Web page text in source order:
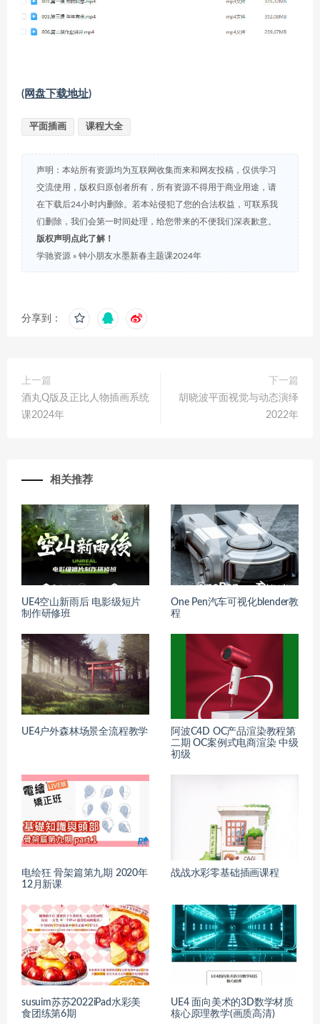
(网盘下载地址)
平面插画 课程大全
声明：本站所有资源均为互联网收集而来和网友投稿，仅供学习
交流使用，版权归原创者所有，所有资源不得用于商业用途，请
在下载后24小时内删除。若本站侵犯了您的合法权益，可联系我
们删除，我们会第一时间处理，给您带来的不便我们深表歉意。
版权声明点此了解！
学驰资源 » 钟小朋友水墨新春主题课2024年
分享到：
上一篇
酒丸Q版及正比人物插画系统
课2024年
下一篇
胡晓波平面视觉与动态演绎
2022年
相关推荐
UE4空山新雨后 电影级短片
制作研修班
One Pen汽车可视化blender教
程
UE4户外森林场景全流程教学
阿波C4D OC产品渲染教程第
二期 OC案例式电商渲染 中级
初级
电绘狂 骨架篇第九期 2020年
12月新课
战战水彩零基础插画课程
susuim苏苏2022iPad水彩美
食团练第6期
UE4 面向美术的3D数学材质
核心原理教学(画质高清)